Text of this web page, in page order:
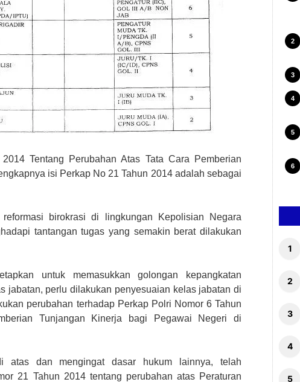
Tentang Perubahan Atas Tata Cara Pemberian
isi Perkap No 21 Tahun 2014 adalah sebagai
birokrasi di lingkungan Kepolisian Negara
tantangan tugas yang semakin berat dilakukan
untuk memasukkan golongan kepangkatan
jabatan, perlu dilakukan penyesuaian kelas jabatan di
perubahan terhadap Perkap Polri Nomor 6 Tahun
Tunjangan Kinerja bagi Pegawai Negeri di
atas dan mengingat dasar hukum lainnya, telah
21 Tahun 2014 tentang perubahan atas Peraturan